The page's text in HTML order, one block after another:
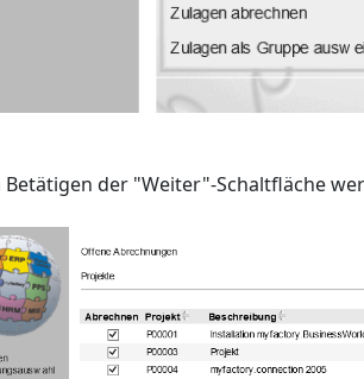
Betätigen der "Weiter"-Schaltfläche